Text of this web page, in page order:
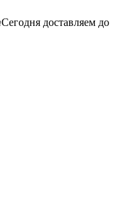
Сегодня доставляем до